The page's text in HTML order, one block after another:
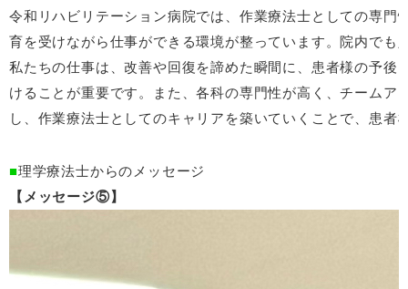
令和リハビリテーション病院では、作業療法士としての専
育を受けながら仕事ができる環境が整っています。院内で
私たちの仕事は、改善や回復を諦めた瞬間に、患者様の予
けることが重要です。また、各科の専門性が高く、チーム
し、作業療法士としてのキャリアを築いていくことで、患
理学療法士からのメッセージ
メッセージ⑤